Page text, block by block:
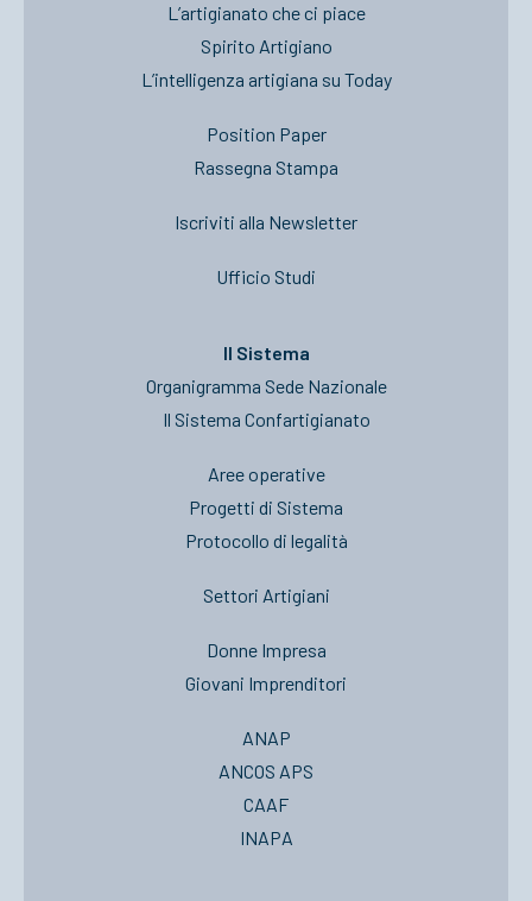
L’artigianato che ci piace
Spirito Artigiano
L’intelligenza artigiana su Today
Position Paper
Rassegna Stampa
Iscriviti alla Newsletter
Ufficio Studi
Il Sistema
Organigramma Sede Nazionale
Il Sistema Confartigianato
Aree operative
Progetti di Sistema
Protocollo di legalità
Settori Artigiani
Donne Impresa
Giovani Imprenditori
ANAP
ANCOS APS
CAAF
INAPA